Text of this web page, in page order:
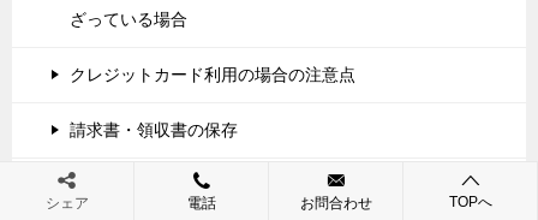
ざっている場合
クレジットカード利用の場合の注意点
請求書・領収書の保存
銀行口座の注意点
シェア 電話 お問合わせ TOPへ